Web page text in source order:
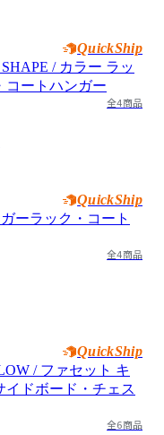
QuickShip
全4商品
QuickShip
全4商品
QuickShip
全6商品